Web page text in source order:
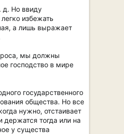
д. Но ввиду
избежать
а лишь выражает
мы должны
господство в мире
государственного
общества. Но все
нужно, отстаивает
держатся тогда или на
у существа